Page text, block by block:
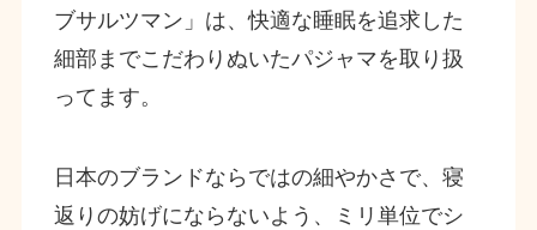
ブサルツマン」は、快適な睡眠を追求した
細部までこだわりぬいたパジャマを取り扱
ってます。
日本のブランドならではの細やかさで、寝
返りの妨げにならないよう、ミリ単位でシ